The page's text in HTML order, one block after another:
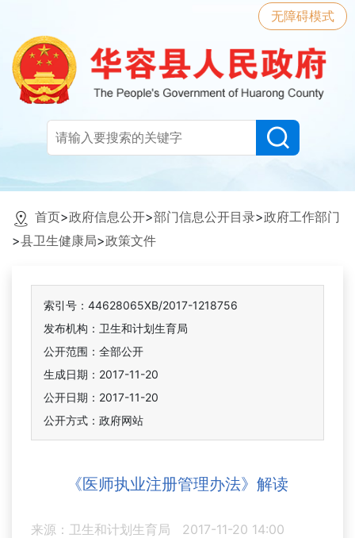
无障碍模式
首页>政府信息公开>部门信息公开目录>政府工作部门
>县卫生健康局>政策文件
索引号：44628065XB/2017-1218756
发布机构：卫生和计划生育局
公开范围：全部公开
生成日期：2017-11-20
公开日期：2017-11-20
公开方式：政府网站
《医师执业注册管理办法》解读
来源：卫生和计划生育局
2017-11-20 14:00